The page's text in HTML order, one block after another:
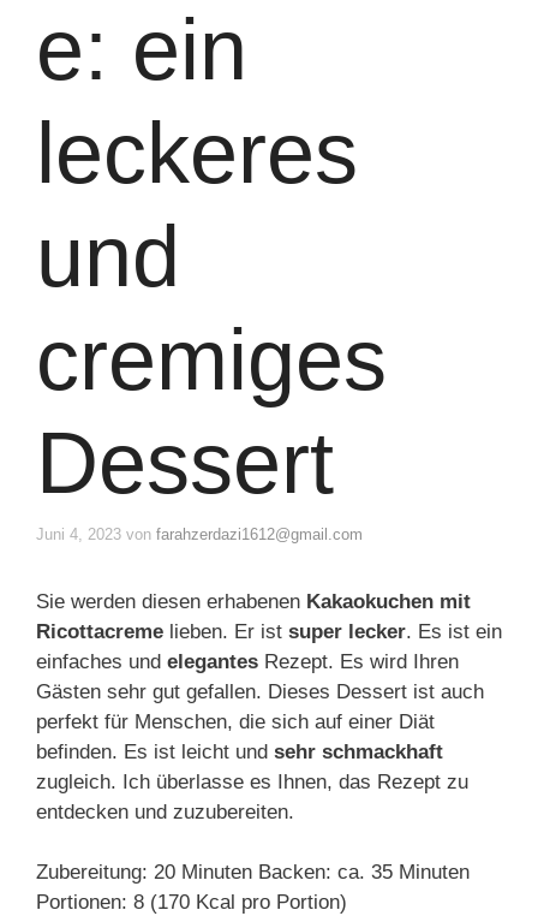
e: ein
leckeres
und
cremiges
Dessert
Juni 4, 2023 von farahzerdazi1612@gmail.com
Sie werden diesen erhabenen Kakaokuchen mit
Ricottacreme lieben. Er ist super lecker. Es ist ein
einfaches und elegantes Rezept. Es wird Ihren
Gästen sehr gut gefallen. Dieses Dessert ist auch
perfekt für Menschen, die sich auf einer Diät
befinden. Es ist leicht und sehr schmackhaft
zugleich. Ich überlasse es Ihnen, das Rezept zu
entdecken und zuzubereiten.
Zubereitung: 20 Minuten Backen: ca. 35 Minuten
Portionen: 8 (170 Kcal pro Portion)